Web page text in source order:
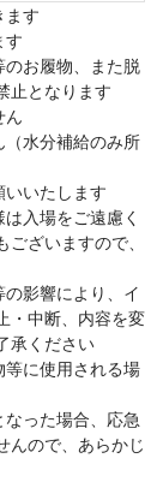
ます
す
のお履物、また脱
止となります
ん
水分補給のみ所
いたします
入場をご遠慮く
ざいますので、
影響により、イ
・中断、内容を変
承ください
に使用される場
った場合、応急
んので、あらかじ